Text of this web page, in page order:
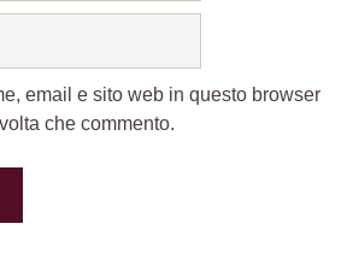
email e sito web in questo browser
che commento.